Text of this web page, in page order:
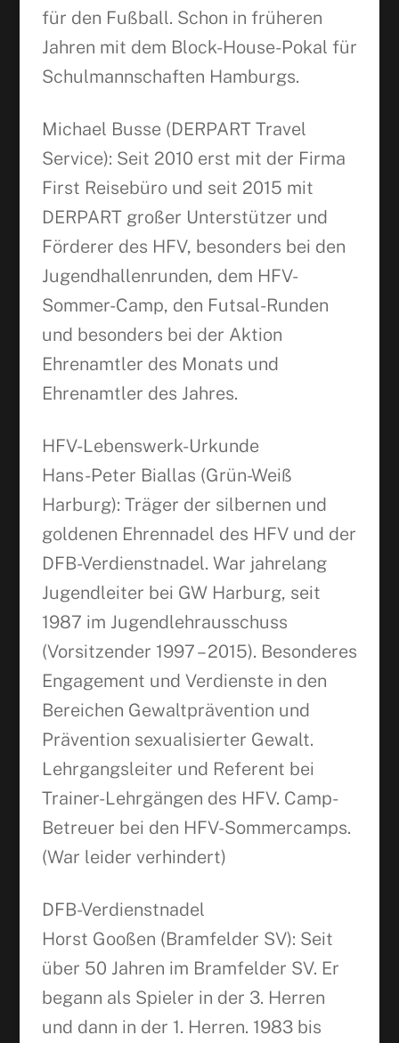
für den Fußball. Schon in früheren
Jahren mit dem Block-House-Pokal für
Schulmannschaften Hamburgs.
Michael Busse (DERPART Travel
Service): Seit 2010 erst mit der Firma
First Reisebüro und seit 2015 mit
DERPART großer Unterstützer und
Förderer des HFV, besonders bei den
Jugendhallenrunden, dem HFV-
Sommer-Camp, den Futsal-Runden
und besonders bei der Aktion
Ehrenamtler des Monats und
Ehrenamtler des Jahres.
HFV-Lebenswerk-Urkunde
Hans-Peter Biallas (Grün-Weiß
Harburg): Träger der silbernen und
goldenen Ehrennadel des HFV und der
DFB-Verdienstnadel. War jahrelang
Jugendleiter bei GW Harburg, seit
1987 im Jugendlehrausschuss
(Vorsitzender 1997 – 2015). Besonderes
Engagement und Verdienste in den
Bereichen Gewaltprävention und
Prävention sexualisierter Gewalt.
Lehrgangsleiter und Referent bei
Trainer-Lehrgängen des HFV. Camp-
Betreuer bei den HFV-Sommercamps.
(War leider verhindert)
DFB-Verdienstnadel
Horst Gooßen (Bramfelder SV): Seit
über 50 Jahren im Bramfelder SV. Er
begann als Spieler in der 3. Herren
und dann in der 1. Herren. 1983 bis